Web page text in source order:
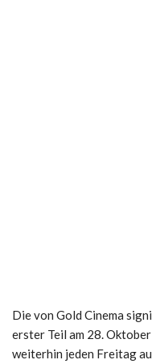
Die von Gold Cinema
erster Teil am 28.
weiterhin jeden Freitag